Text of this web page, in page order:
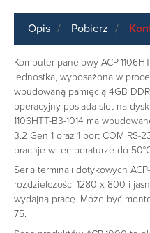
Opis Pobierz
Komputer panelowy ACP-
jednostka, wyposażona w
wbudowaną pamięcią 4GB
operacyjny posiada slot na
1106HTT-B3-1014 ma
3.2 Gen 1 oraz 1 port COM RS-
pracuje w temperaturze do
Seria terminali dotykowych ACP-
rozdzielczości 1280 x 800 i
wydajną pracę. Może być
75.